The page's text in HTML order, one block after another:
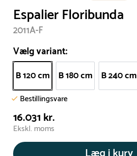
Espalier Floribunda
2011A-F
Vælg variant:
B 120 cm B 180 cm B 240 cm
Bestillingsvare
16.031 kr.
Ekskl. moms